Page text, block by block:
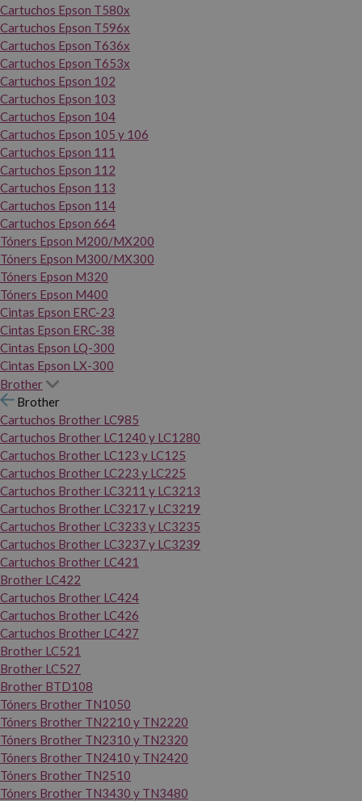
Cartuchos Epson T580x
Cartuchos Epson T596x
Cartuchos Epson T636x
Cartuchos Epson T653x
Cartuchos Epson 102
Cartuchos Epson 103
Cartuchos Epson 104
Cartuchos Epson 105 y 106
Cartuchos Epson 111
Cartuchos Epson 112
Cartuchos Epson 113
Cartuchos Epson 114
Cartuchos Epson 664
Tóners Epson M200/MX200
Tóners Epson M300/MX300
Tóners Epson M320
Tóners Epson M400
Cintas Epson ERC-23
Cintas Epson ERC-38
Cintas Epson LQ-300
Cintas Epson LX-300
Brother
Brother
Cartuchos Brother LC985
Cartuchos Brother LC1240 y LC1280
Cartuchos Brother LC123 y LC125
Cartuchos Brother LC223 y LC225
Cartuchos Brother LC3211 y LC3213
Cartuchos Brother LC3217 y LC3219
Cartuchos Brother LC3233 y LC3235
Cartuchos Brother LC3237 y LC3239
Cartuchos Brother LC421
Brother LC422
Cartuchos Brother LC424
Cartuchos Brother LC426
Cartuchos Brother LC427
Brother LC521
Brother LC527
Brother BTD108
Tóners Brother TN1050
Tóners Brother TN2210 y TN2220
Tóners Brother TN2310 y TN2320
Tóners Brother TN2410 y TN2420
Tóners Brother TN2510
Tóners Brother TN3430 y TN3480